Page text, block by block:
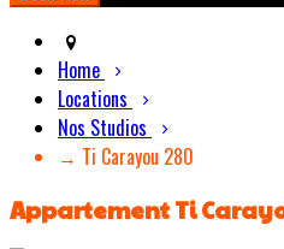
Home
Locations
Nos Studios
→ Ti Carayou 280
Appartement Ti